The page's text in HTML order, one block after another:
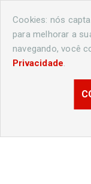
Cookies: nós
para melhorar a
navegando, você
Privacidade.